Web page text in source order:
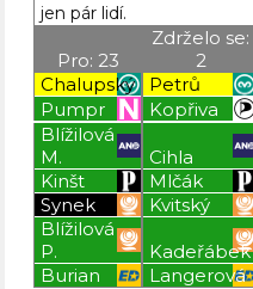
jen pár lidí.
Pro: 23
Zdrželo se:
2
Chalupský
Petrů
Pumpr
Kopřiva
Blížilová
M.
Cihla
Kinšt
Mlčák
Synek
Kvitský
Blížilová
P.
Kadeřábek
Burian
Langerová